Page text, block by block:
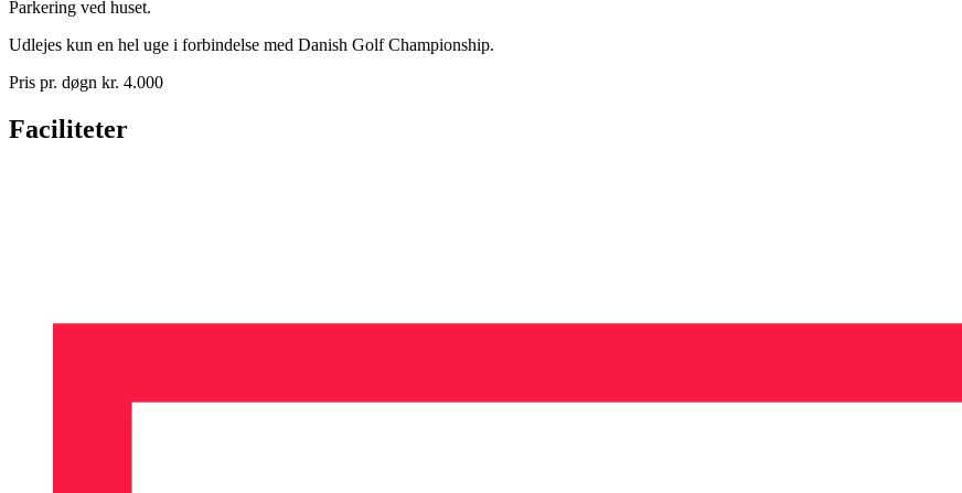
Parkering ved huset.
Udlejes kun en hel uge i forbindelse med Danish Golf Championship.
Pris pr. døgn kr. 4.000
Faciliteter